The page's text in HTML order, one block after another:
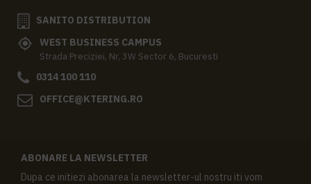
SANITO DISTRIBUTION
WEST BUSINESS CAMPUS
Strada Preciziei, Nr, 3W Sector 6, Bucuresti
0314 100 110
OFFICE@KTERING.RO
ABONARE LA NEWSLETTER
Dupa ce initiezi abonarea la newsletter-ul nostru iti vom